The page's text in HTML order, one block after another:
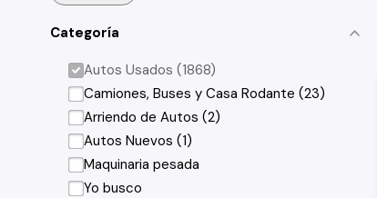
Categoría
Autos Usados (1868)
Camiones, Buses y Casa Rodante (23)
Arriendo de Autos (2)
Autos Nuevos (1)
Maquinaria pesada
Yo busco